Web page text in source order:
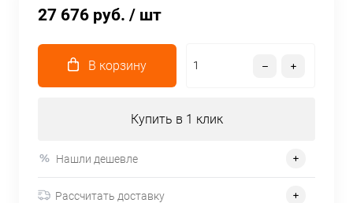
27 676 руб. / шт
В корзину
Купить в 1 клик
Нашли дешевле
Рассчитать доставку